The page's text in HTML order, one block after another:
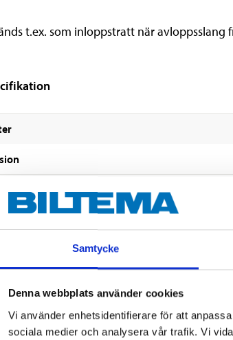
Samtycke
Denna webbplats använder cookies
Vi använder enhetsidentifierare för att
sociala medier och analysera vår trafik. Vi
t.ex. som inloppstratt när